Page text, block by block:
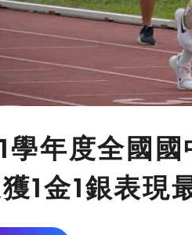
學年度全國
1金1銀表現